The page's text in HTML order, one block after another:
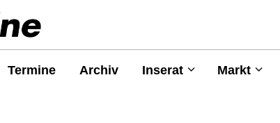
Termine Archiv Inserat Markt